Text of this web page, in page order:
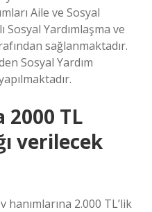
Aile ve Sosyal
Sosyal Yardımlaşma ve
sağlanmaktadır.
Sosyal Yardım
2000 TL
verilecek
2.000 TL’lik